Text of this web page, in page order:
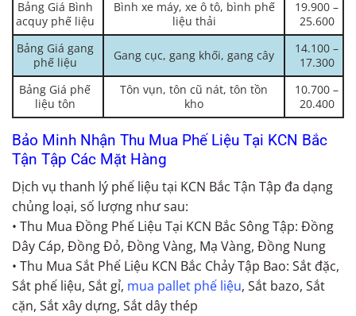
Bảng Giá Bình
acquy phế liệu
Bình xe máy, xe ô tô, bình phế
liệu thải
19.900 –
25.600
Bảng Giá gang
phế liệu
Gang cục, gang khối, gang cây
14.100 –
17.300
Bảng Giá phế
liệu tôn
Tôn vụn, tôn cũ nát, tôn tồn
kho
10.700 –
20.400
Bảo Minh Nhận Thu Mua Phế Liệu Tại KCN Bắc
Tận Tập Các Mặt Hàng
Dịch vụ thanh lý phế liệu tại KCN Bắc Tận Tập đa dạng
chủng loại, số lượng như sau:
• Thu Mua Đồng Phế Liệu Tại KCN Bắc Sông Tập: Đồng
Dây Cáp, Đồng Đỏ, Đồng Vàng, Mạ Vàng, Đồng Nung
• Thu Mua Sắt Phế Liệu KCN Bắc Chảy Tập Bao: Sắt đặc,
Sắt phế liệu, Sắt gỉ, mua pallet phế liệu, Sắt bazo, Sắt
cặn, Sắt xây dựng, Sắt dây thép